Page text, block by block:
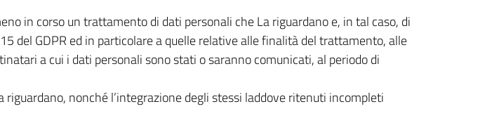
in corso un trattamento di dati personali che La riguardano e, in tal caso, di
del GDPR ed in particolare a quelle relative alle finalità del trattamento, alle
a cui i dati personali sono stati o saranno comunicati, al periodo di
nonché l’integrazione degli stessi laddove ritenuti incompleti